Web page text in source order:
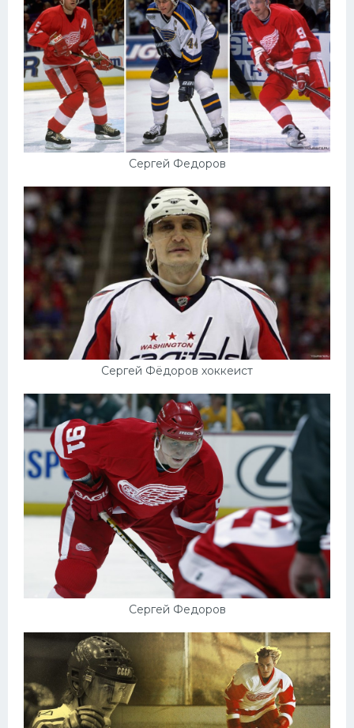
Сергей Федоров
Сергей Фёдоров хоккеист
Сергей Федоров